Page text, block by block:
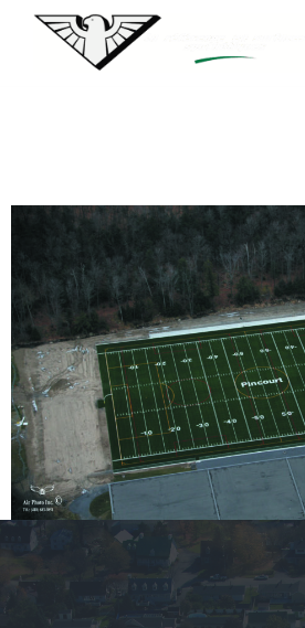
Lieu :